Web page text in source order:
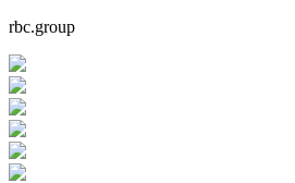
rbc.group